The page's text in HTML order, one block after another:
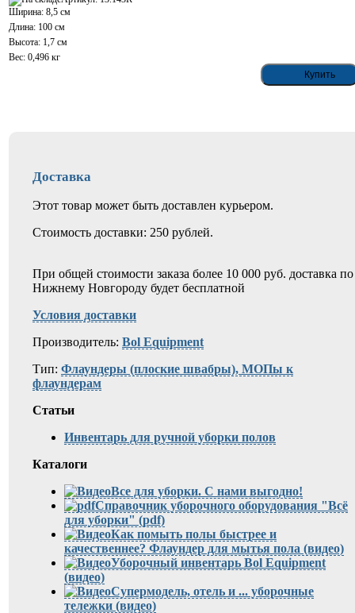
Ширина: 8,5 см
Длина: 100 см
Высота: 1,7 см
Вес: 0,496 кг
Доставка
Этот товар может быть доставлен курьером.
Стоимость доставки: 250 рублей.
При общей стоимости заказа более 10 000 руб. доставка по
Нижнему Новгороду будет бесплатной
Условия доставки
Производитель: Bol Equipment
Тип: Флаундеры (плоские швабры), МОПы к
флаундерам
Статьи
Инвентарь для ручной уборки полов
Каталоги
Все для уборки. С нами выгодно!
Справочник уборочного оборудования "Всё
для уборки" (pdf)
Как помыть полы быстрее и
качественнее? Флаундер для мытья пола (видео)
Уборочный инвентарь Bol Equipment
(видео)
Супермодель, отель и ... уборочные
тележки (видео)